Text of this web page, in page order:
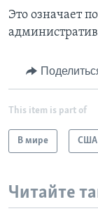
Это означает
This item is part of
В мире США
Читайте